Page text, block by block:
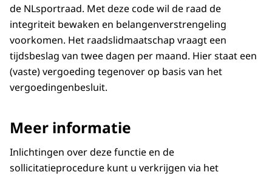
de NLsportraad. Met deze code wil de raad de
integriteit bewaken en belangenverstrengeling
voorkomen. Het raadslidmaatschap vraagt een
tijdsbeslag van twee dagen per maand. Hier staat een
(vaste) vergoeding tegenover op basis van het
vergoedingenbesluit.
Meer informatie
Inlichtingen over deze functie en de
sollicitatieprocedure kunt u verkrijgen via het